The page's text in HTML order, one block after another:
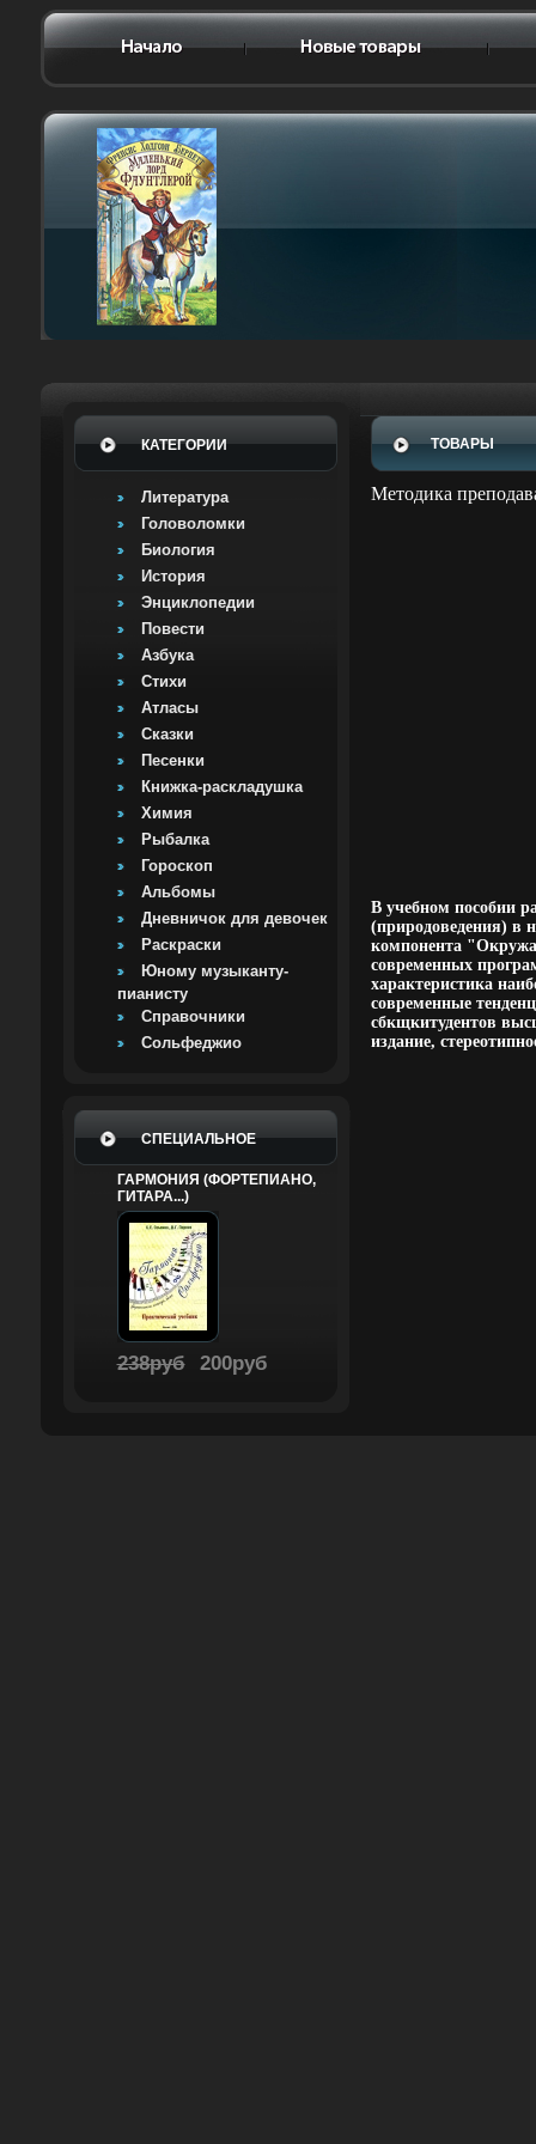
КАТЕГОРИИ
Литература
Головоломки
Биология
История
Энциклопедии
Повести
Азбука
Стихи
Атласы
Сказки
Песенки
Книжка-раскладушка
Химия
Рыбалка
Гороскоп
Альбомы
Дневничок для девочек
Раскраски
Юному музыканту-
пианисту
Справочники
Сольфеджио
СПЕЦИАЛЬНОЕ
ГАРМОНИЯ (ФОРТЕПИАНО,
ГИТАРА...)
238руб 200руб
ТОВАРЫ
Методика
В учебном пособии
(природоведения) в
компонента
современных
характеристика
современные
сбкщкитудентов
издание,